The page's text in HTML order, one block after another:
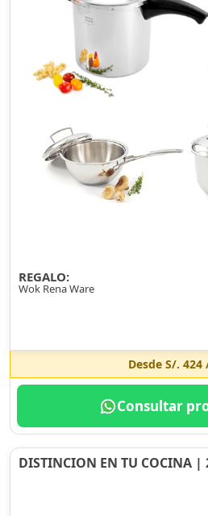
REGALO:
Wok Rena Ware
Desde S/. 424
Consultar
DISTINCION EN TU COCINA |